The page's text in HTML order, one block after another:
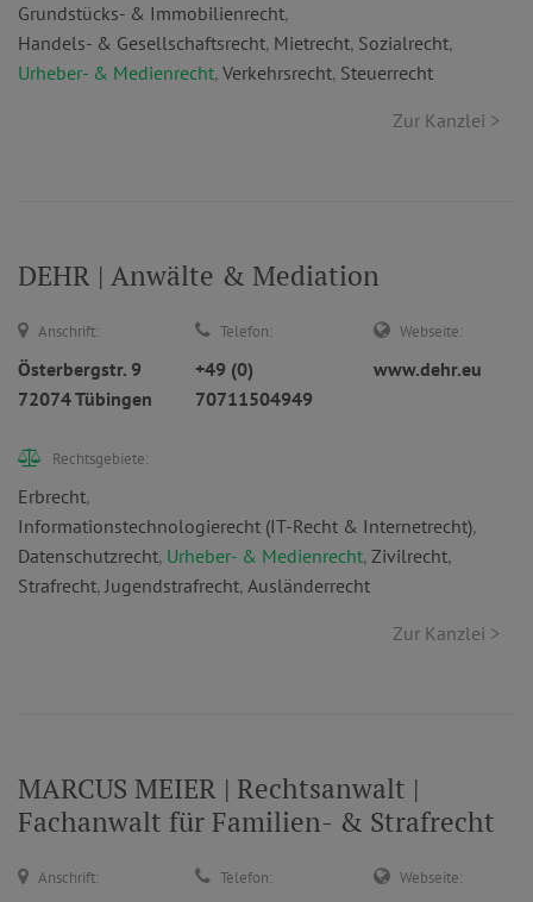
Grundstücks- & Immobilienrecht,
Handels- & Gesellschaftsrecht, Mietrecht, Sozialrecht,
Urheber- & Medienrecht, Verkehrsrecht, Steuerrecht
Zur Kanzlei >
DEHR | Anwälte & Mediation
Anschrift:
Österbergstr. 9
72074 Tübingen
Telefon:
+49 (0)
70711504949
Webseite:
www.dehr.eu
Rechtsgebiete:
Erbrecht,
Informationstechnologierecht (IT-Recht & Internetrecht),
Datenschutzrecht, Urheber- & Medienrecht, Zivilrecht,
Strafrecht,Jugendstrafrecht, Ausländerrecht
Zur Kanzlei >
MARCUS MEIER | Rechtsanwalt |
Fachanwalt für Familien- & Strafrecht
Anschrift: Telefon: Webseite: